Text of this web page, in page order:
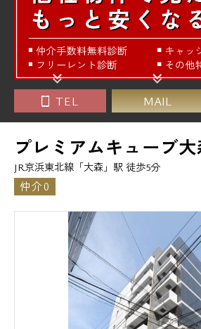
TEL MAIL
プレミアムキューブ
JR京浜東北線「大森」駅 徒歩5分
仲介0